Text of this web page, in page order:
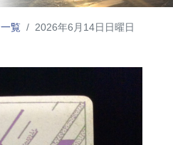
覧 2026年6月14日日曜日